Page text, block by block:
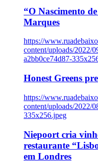
“O Nascimento
Marques
https://
content/uploads/2022/
a2bb0ce74d87-
Honest Greens
https://
content/uploads/2022/
335x256.jpeg
Niepoort cria
restaurante
em Londres